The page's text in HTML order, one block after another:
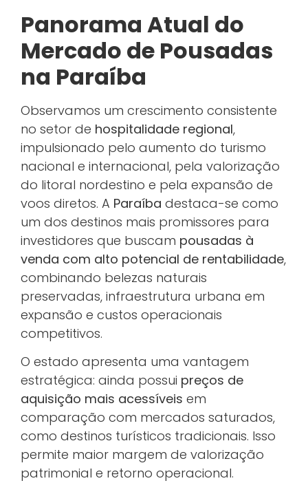
Panorama Atual do
Mercado de Pousadas
na Paraíba
Observamos um crescimento consistente
no setor de hospitalidade regional,
impulsionado pelo aumento do turismo
nacional e internacional, pela valorização
do litoral nordestino e pela expansão de
voos diretos. A Paraíba destaca-se como
um dos destinos mais promissores para
investidores que buscam pousadas à
venda com alto potencial de rentabilidade,
combinando belezas naturais
preservadas, infraestrutura urbana em
expansão e custos operacionais
competitivos.
O estado apresenta uma vantagem
estratégica: ainda possui preços de
aquisição mais acessíveis em
comparação com mercados saturados,
como destinos turísticos tradicionais. Isso
permite maior margem de valorização
patrimonial e retorno operacional.